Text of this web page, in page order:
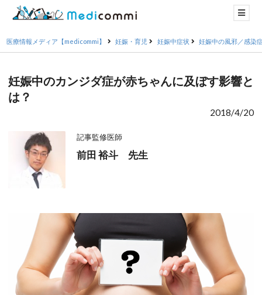
医療情報メディア【medicommi】 妊娠・育児 妊娠中症状 妊娠中の風邪／感染
妊娠中のカンジダ症が赤ちゃんに及ぼす影響と
は？
2018/4/20
記事監修医師
前田 裕斗 先生